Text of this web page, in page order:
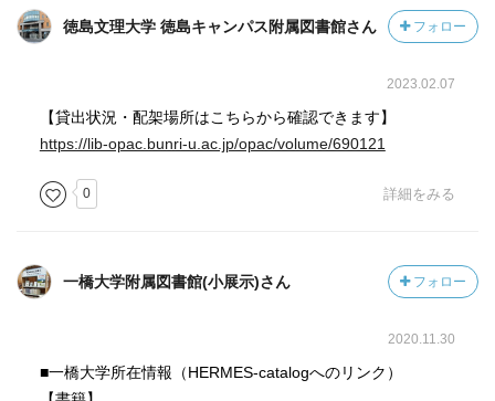
武満が生きた時代の記録としても貴重な証言集と思う。
ノベンバー・ステップスの初演のニューヨークフィルの演
奏は必ずしも名演ではない。武満はオーケストラ団員一人
一人に楽譜を書いている。レコードやＣＤでは判らない
別に音が流れたりするらしい。ああ、生で武満の作品を良
るが、改めて確かに哀しいような美しい芯があることを聴
き取る。そして作曲者はそれを時に意志を持って、断ち切
個人的な話を少々。
徳島文理大学 徳島キャンパス附属図書館さん フォロー
2023.02.07
【貸出状況・配架場所はこちらから確認できます】
https://lib-opac.bunri-u.ac.jp/opac/volume/690121
0 詳細をみる
一橋大学附属図書館(小展示)さん フォロー
2020.11.30
■一橋大学所在情報（HERMES-catalogへのリンク）